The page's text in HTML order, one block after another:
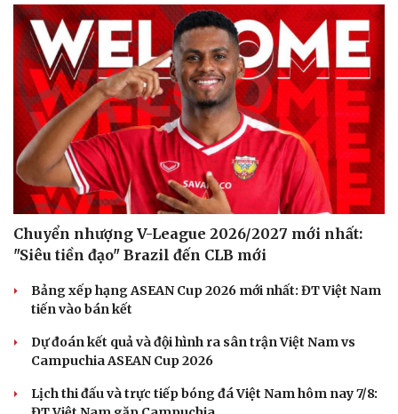
Cải chính
Hôm nay, khởi tranh giải pickleball danh giá tại Việt
Nam
Nhập môn Pickleball: Phân tích nguyên lý hình tam
giác khi Speed up
FPT Play độc quyền phát sóng PPA Asia 500 tại TP. Hồ
Chí Minh
BÓNG ĐÁ VIỆT NAM